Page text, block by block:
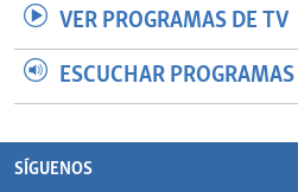
VER PROGRAMAS DE TV
ESCUCHAR
SÍGUENOS